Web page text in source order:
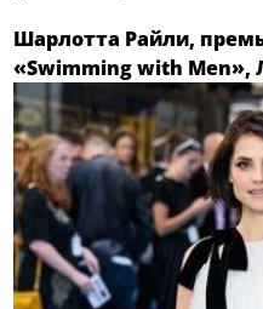
Шарлотта Райли,
«Swimming with Men»,